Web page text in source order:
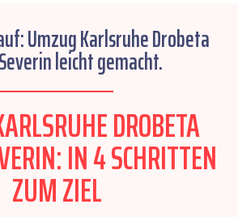
Umzug Karlsruhe Drobeta
leicht gemacht.
DROBETA
IN 4 SCHRITTEN
ZUM ZIEL